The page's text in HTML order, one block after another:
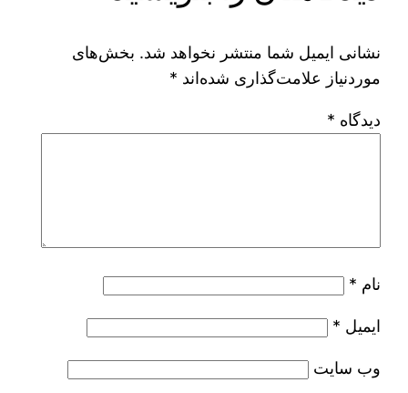
نشانی ایمیل شما منتشر نخواهد شد. بخش‌های
موردنیاز علامت‌گذاری شده‌اند *
دیدگاه *
نام *
ایمیل *
وب‌ سایت